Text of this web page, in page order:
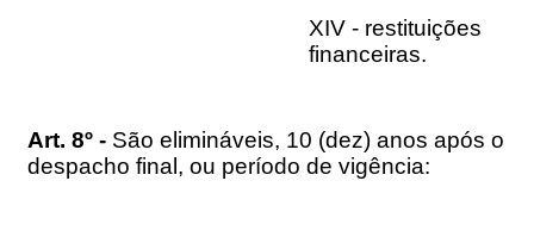
XIV - restituições
financeiras.
Art. 8º - São elimináveis, 10 (dez) anos após o
despacho final, ou período de vigência: